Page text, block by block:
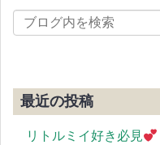
最近の投稿
リトルミイ好き必見